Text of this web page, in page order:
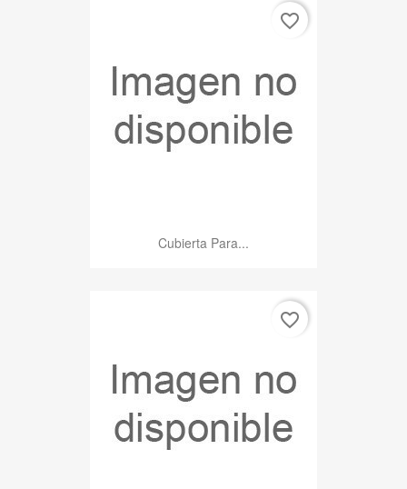
Cubierta Para...
favorite_border
favorite_border